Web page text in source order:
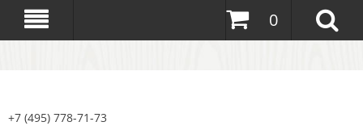
0
+7 (495) 778-71-73